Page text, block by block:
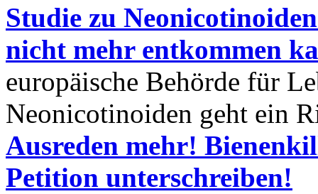
Studie zu
nicht mehr entkommen
europäische Behörde für
Neonicotinoiden geht ein
Ausreden mehr!
Petition unterschreiben!